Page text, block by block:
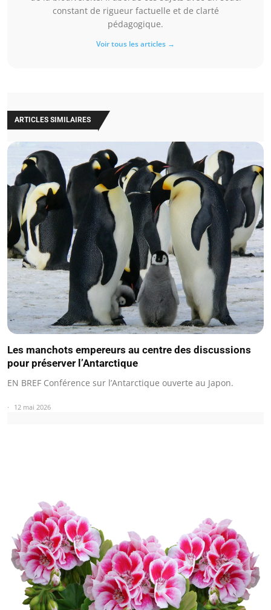
constant de rigueur factuelle et de clarté
pédagogique.
Voir tous les articles →
ARTICLES SIMILAIRES
Les manchots empereurs au centre des discussions
pour préserver l’Antarctique
EN BREF Conférence sur l’Antarctique ouverte au Japon.
12 mai 2026